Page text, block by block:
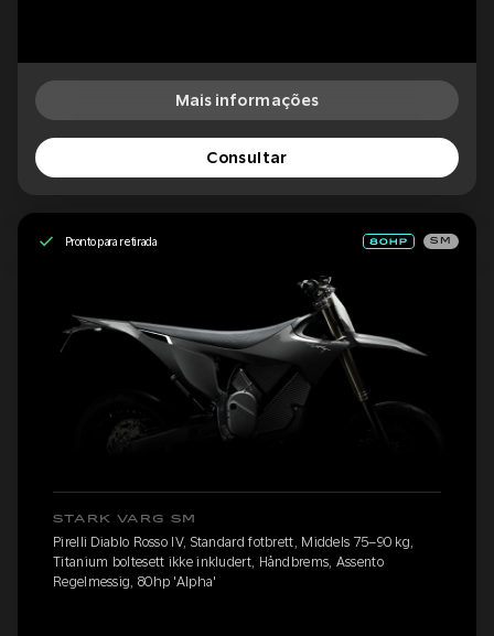
Mais informações
Consultar
Pronto para retirada SM
STARK VARG SM
Pirelli Diablo Rosso IV, Standard fotbrett, Middels 75–90 kg,
Titanium boltesett ikke inkludert, Håndbrems, Assento
Regelmessig, 80hp 'Alpha'